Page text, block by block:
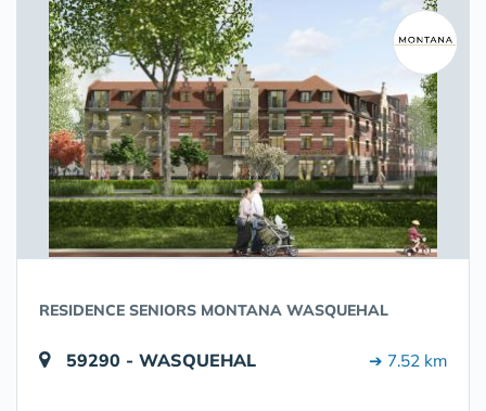
RESIDENCE SENIORS MONTANA WASQUEHAL
59290 - WASQUEHAL ➔ 7.52 km